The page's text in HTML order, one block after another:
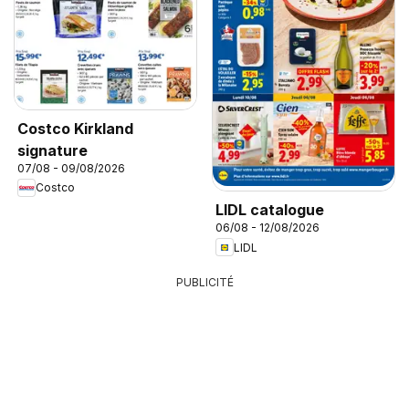
Costco Kirkland
signature
07/08 - 09/08/2026
Costco
LIDL catalogue
06/08 - 12/08/2026
LIDL
PUBLICITÉ